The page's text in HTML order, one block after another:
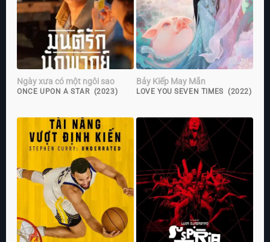
Ngày xưa có một ngôi sao
ONCE UPON A STAR (2023)
Bảy Kiếp May Mắn
LOVE YOU SEVEN TIMES (2022)